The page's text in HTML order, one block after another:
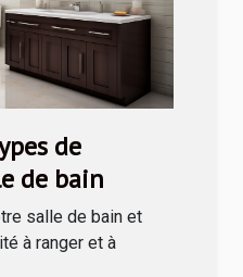
de
de bain
salle de bain et
à ranger et à